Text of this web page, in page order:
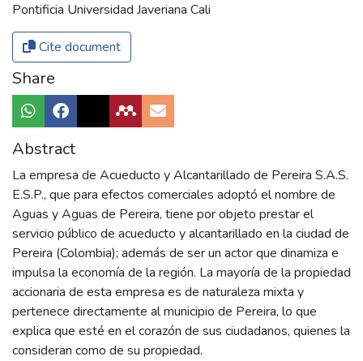
Pontificia Universidad Javeriana Cali
Cite document
Share
Abstract
La empresa de Acueducto y Alcantarillado de Pereira S.A.S.
E.S.P., que para efectos comerciales adoptó el nombre de
Aguas y Aguas de Pereira, tiene por objeto prestar el
servicio público de acueducto y alcantarillado en la ciudad de
Pereira (Colombia); además de ser un actor que dinamiza e
impulsa la economía de la región. La mayoría de la propiedad
accionaria de esta empresa es de naturaleza mixta y
pertenece directamente al municipio de Pereira, lo que
explica que esté en el corazón de sus ciudadanos, quienes la
consideran como de su propiedad.